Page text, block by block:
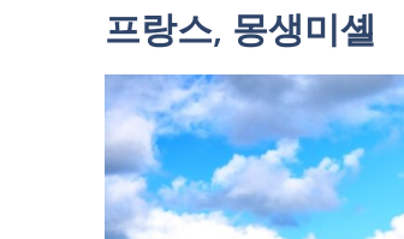
프랑스, 몽생미셸